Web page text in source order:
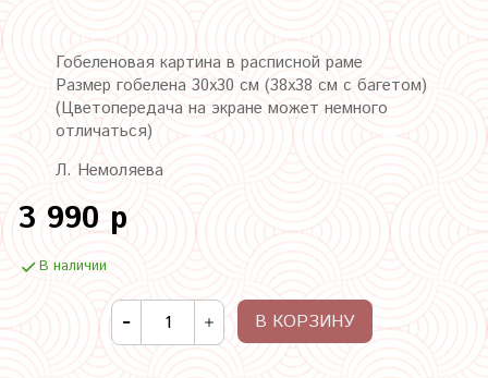
Гобеленовая картина в расписной раме
Размер гобелена 30х30 см (38х38 см с багетом)
(Цветопередача на экране может немного
отличаться)
Л. Немоляева
3 990 р
В наличии
В КОРЗИНУ